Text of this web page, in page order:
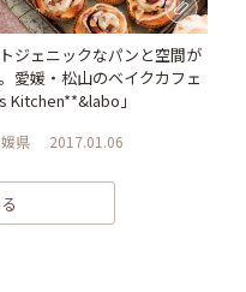
ジェニックなパンと空間が
愛媛・松山のベイクカフェ
Kitchen**&labo」
県 2017.01.06